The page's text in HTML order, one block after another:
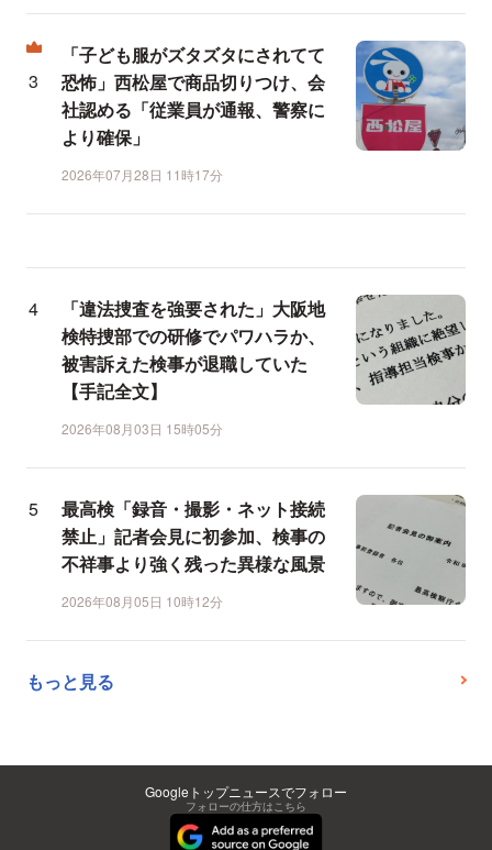
「子ども服がズタズタにされてて
恐怖」西松屋で商品切りつけ、会
社認める「従業員が通報、警察に
より確保」
2026年07月28日 11時17分
「違法捜査を強要された」大阪地
検特捜部での研修でパワハラか、
被害訴えた検事が退職していた
【手記全文】
2026年08月03日 15時05分
最高検「録音・撮影・ネット接続
禁止」記者会見に初参加、検事の
不祥事より強く残った異様な風景
2026年08月05日 10時12分
もっと見る
Googleトップニュースでフォロー
フォローの仕方はこちら